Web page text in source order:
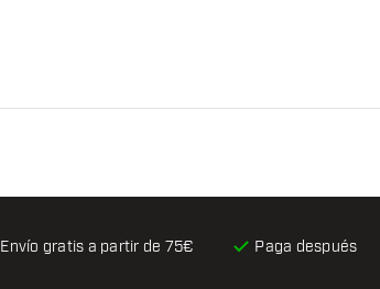
Envío gratis a partir de 75€ Paga después